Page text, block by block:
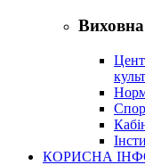
КОРИСНА